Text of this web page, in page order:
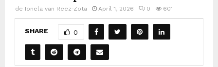
de Ionela van Reez-Zota April 1, 2026 0 601
SHARE 0